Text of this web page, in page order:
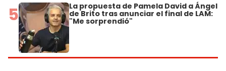
5 La propuesta de Pamela David a Ángel
de Brito tras anunciar el final de LAM:
"Me sorprendió"